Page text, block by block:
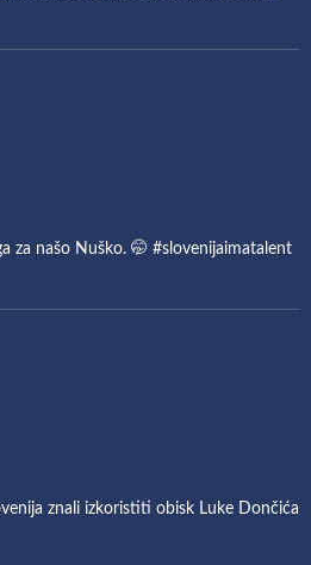
za našo Nuško. 🤭 #slovenijaimatalent
znali izkoristiti obisk Luke Dončića